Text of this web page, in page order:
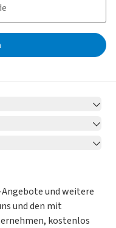
und weitere
und den mit
kostenlos